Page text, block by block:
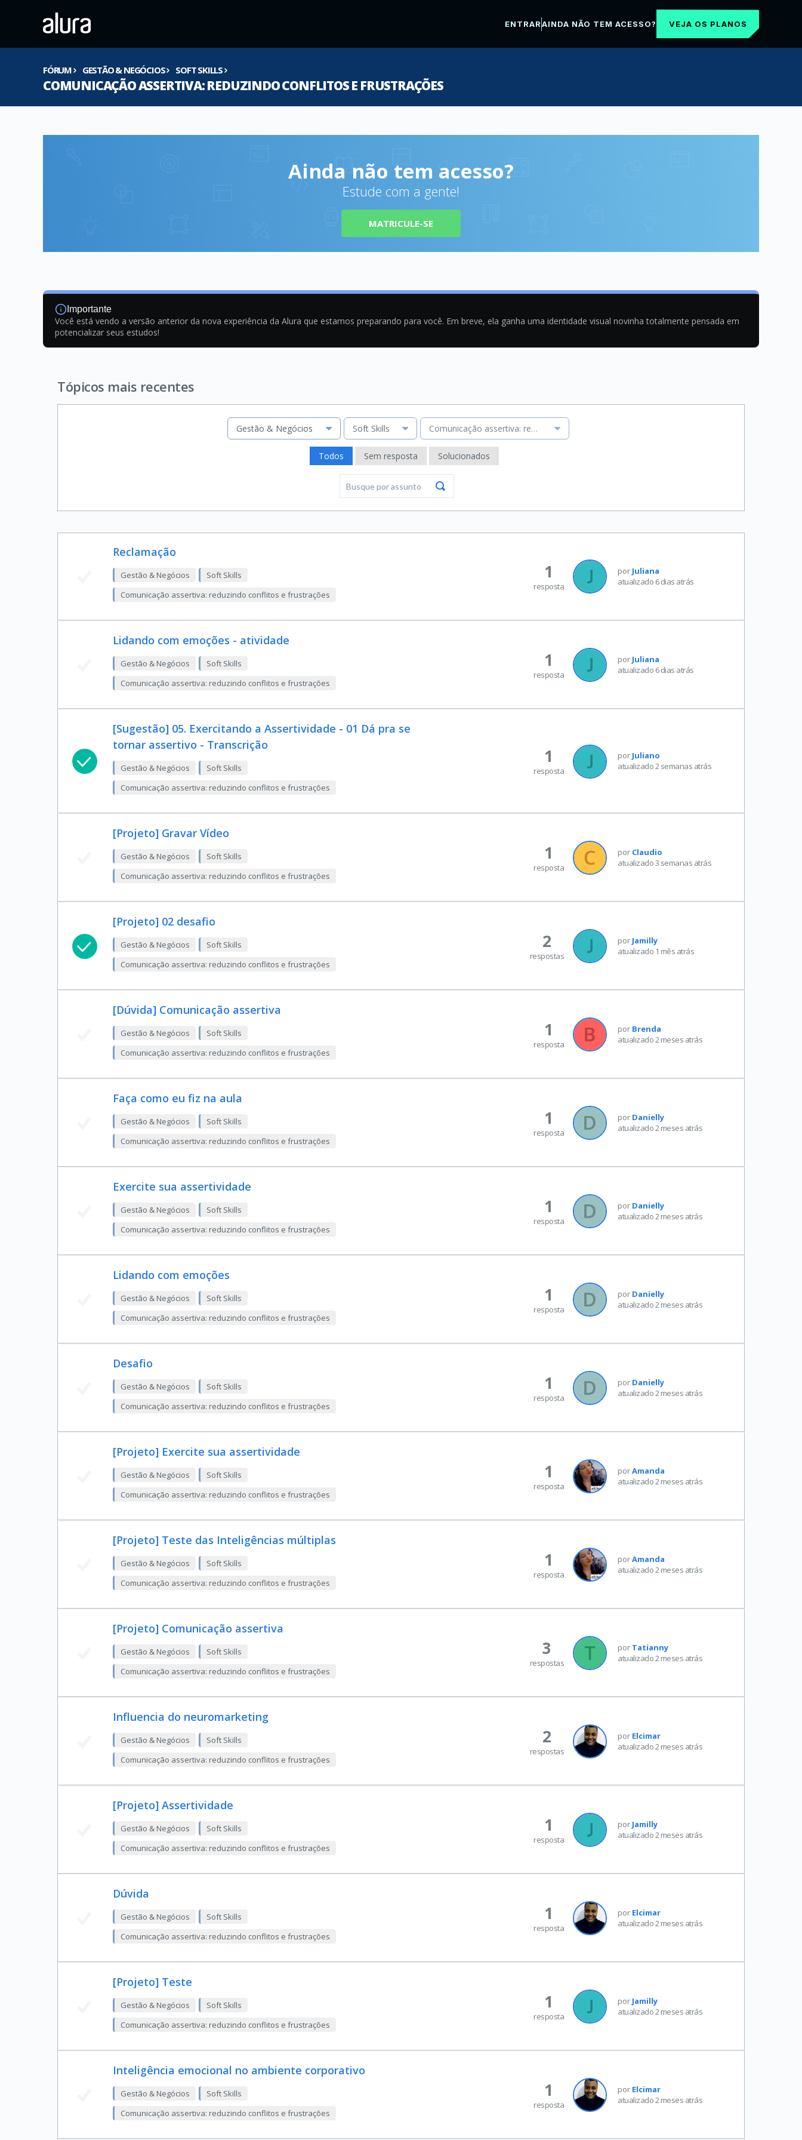
ENTRARAINDA NÃO TEM ACESSO? VEJA OS PLANOS
FÓRUM GESTÃO & NEGÓCIOS SOFT SKILLS
COMUNICAÇÃO ASSERTIVA: REDUZINDO CONFLITOS E FRUSTRAÇÕES
Ainda não tem acesso?
Estude com a gente!
MATRICULE-SE
Importante
Você está vendo a versão anterior da nova experiência da Alura que estamos preparando para você. Em breve, ela ganha uma identidade visual novinha totalmente pensada em
potencializar seus estudos!
Tópicos mais recentes
Gestão & Negócios Soft Skills Comunicação assertiva: reduzindo conflitos e frustrações
Todos Sem resposta Solucionados
Reclamação
Gestão & Negócios
Soft Skills
Comunicação assertiva: reduzindo conflitos e frustrações
por Juliana
atualizado 6 dias atrás
1
resposta
Lidando com emoções - atividade
Gestão & Negócios
Soft Skills
Comunicação assertiva: reduzindo conflitos e frustrações
por Juliana
atualizado 6 dias atrás
1
resposta
[Sugestão] 05. Exercitando a Assertividade - 01 Dá pra se
tornar assertivo - Transcrição
Gestão & Negócios
Soft Skills
Comunicação assertiva: reduzindo conflitos e frustrações
por Juliano
atualizado 2 semanas atrás
1
resposta
[Projeto] Gravar Vídeo
Gestão & Negócios
Soft Skills
Comunicação assertiva: reduzindo conflitos e frustrações
por Claudio
atualizado 3 semanas atrás
1
resposta
[Projeto] 02 desafio
Gestão & Negócios
Soft Skills
Comunicação assertiva: reduzindo conflitos e frustrações
por Jamilly
atualizado 1 mês atrás
2
respostas
[Dúvida] Comunicação assertiva
Gestão & Negócios
Soft Skills
Comunicação assertiva: reduzindo conflitos e frustrações
por Brenda
atualizado 2 meses atrás
1
resposta
Faça como eu fiz na aula
Gestão & Negócios
Soft Skills
Comunicação assertiva: reduzindo conflitos e frustrações
por Danielly
atualizado 2 meses atrás
1
resposta
Exercite sua assertividade
Gestão & Negócios
Soft Skills
Comunicação assertiva: reduzindo conflitos e frustrações
por Danielly
atualizado 2 meses atrás
1
resposta
Lidando com emoções
Gestão & Negócios
Soft Skills
Comunicação assertiva: reduzindo conflitos e frustrações
por Danielly
atualizado 2 meses atrás
1
resposta
Desafio
Gestão & Negócios
Soft Skills
Comunicação assertiva: reduzindo conflitos e frustrações
por Danielly
atualizado 2 meses atrás
1
resposta
[Projeto] Exercite sua assertividade
Gestão & Negócios
Soft Skills
Comunicação assertiva: reduzindo conflitos e frustrações
porAmanda
atualizado 2 meses atrás
1
resposta
[Projeto] Teste das Inteligências múltiplas
Gestão & Negócios
Soft Skills
Comunicação assertiva: reduzindo conflitos e frustrações
porAmanda
atualizado 2 meses atrás
1
resposta
[Projeto] Comunicação assertiva
Gestão & Negócios
Soft Skills
Comunicação assertiva: reduzindo conflitos e frustrações
por Tatianny
atualizado 2 meses atrás
3
respostas
Influencia do neuromarketing
Gestão & Negócios
Soft Skills
Comunicação assertiva: reduzindo conflitos e frustrações
por Elcimar
atualizado 2 meses atrás
2
respostas
[Projeto] Assertividade
Gestão & Negócios
Soft Skills
Comunicação assertiva: reduzindo conflitos e frustrações
por Jamilly
atualizado 2 meses atrás
1
resposta
Dúvida
Gestão & Negócios
Soft Skills
Comunicação assertiva: reduzindo conflitos e frustrações
por Elcimar
atualizado 2 meses atrás
1
resposta
[Projeto] Teste
Gestão & Negócios
Soft Skills
Comunicação assertiva: reduzindo conflitos e frustrações
por Jamilly
atualizado 2 meses atrás
1
resposta
Inteligência emocional no ambiente corporativo
Gestão & Negócios
Soft Skills
Comunicação assertiva: reduzindo conflitos e frustrações
por Elcimar
atualizado 2 meses atrás
1
resposta